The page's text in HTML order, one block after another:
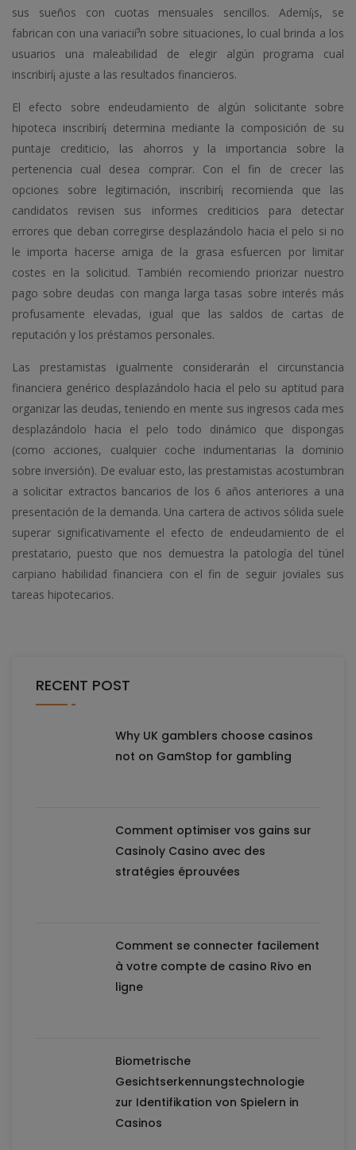
sus sueños con cuotas mensuales sencillos. Ademí¡s, se
fabrican con una variacií³n sobre situaciones, lo cual brinda a los
usuarios una maleabilidad de elegir algún programa cual
inscribirí¡ ajuste a las resultados financieros.
El efecto sobre endeudamiento de algún solicitante sobre
hipoteca inscribirí¡ determina mediante la composición de su
puntaje crediticio, las ahorros y la importancia sobre la
pertenencia cual desea comprar. Con el fin de crecer las
opciones sobre legitimación, inscribirí¡ recomienda que las
candidatos revisen sus informes crediticios para detectar
errores que deban corregirse desplazándolo hacia el pelo si no
le importa hacerse amiga de la grasa esfuercen por limitar
costes en la solicitud. También recomiendo priorizar nuestro
pago sobre deudas con manga larga tasas sobre interés más
profusamente elevadas, igual que las saldos de cartas de
reputación y los préstamos personales.
Las prestamistas igualmente considerarán el circunstancia
financiera genérico desplazándolo hacia el pelo su aptitud para
organizar las deudas, teniendo en mente sus ingresos cada mes
desplazándolo hacia el pelo todo dinámico que dispongas
(como acciones, cualquier coche indumentarias la dominio
sobre inversión). De evaluar esto, las prestamistas acostumbran
a solicitar extractos bancarios de los 6 años anteriores a una
presentación de la demanda. Una cartera de activos sólida suele
superar significativamente el efecto de endeudamiento de el
prestatario, puesto que nos demuestra la patologí­a del túnel
carpiano habilidad financiera con el fin de seguir joviales sus
tareas hipotecarios.
RECENT POST
Why UK gamblers choose casinos
not on GamStop for gambling
Comment optimiser vos gains sur
Casinoly Casino avec des
stratégies éprouvées
Comment se connecter facilement
à votre compte de casino Rivo en
ligne
Biometrische
Gesichtserkennungstechnologie
zur Identifikation von Spielern in
Casinos